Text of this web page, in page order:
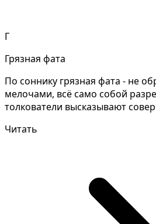
Г
Грязная фата
По соннику грязная фата - не
мелочами, всё само собой
толкователи высказывают
Читать